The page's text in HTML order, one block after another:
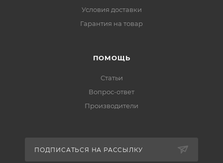
Условия доставки
Гарантия на товар
ПОМОЩЬ
Статьи
Вопрос-ответ
Производители
ПОДПИСАТЬСЯ НА РАССЫЛКУ